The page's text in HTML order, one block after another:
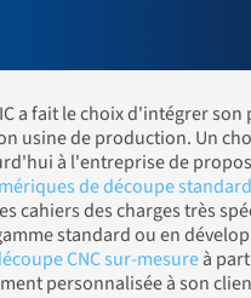
a fait le choix d'intégrer
usine de production. Un
à l'entreprise de
de découpe
cahiers des charges très
standard ou en
CNC sur-mesureà
personnalisée à son